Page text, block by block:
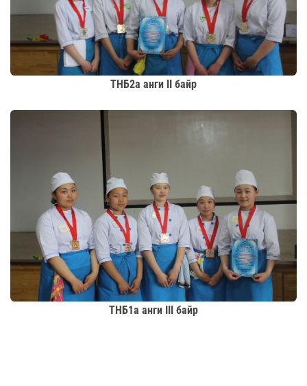
ТНБ2а анги II байр
ТНБ1а анги III байр